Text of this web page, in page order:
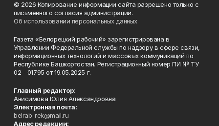
© 2026 Копирование информации сайта разрешено только с
письменного согласия администрации.
Об использовании персональных данных
Газета «Белорецкий рабочий» зарегистрирована в
Управлении Федеральной службы по надзору в сфере связи,
информационных технологий и массовых коммуникаций по
Республике Башкортостан. Регистрационный номер ПИ № ТУ
02 - 01795 от 19.05.2025 г.
Главный редактор:
Анисимова Юлия Александровна
Электронная почта:
belrab-rek@mail.ru
Адрес редакции: